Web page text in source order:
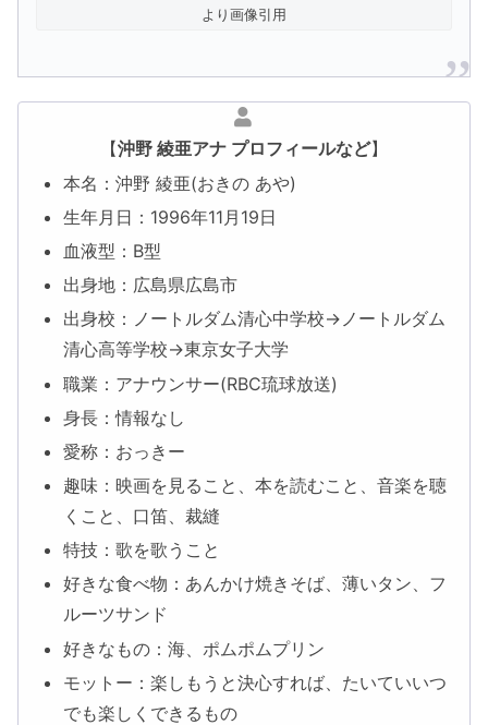
より画像引用
【沖野 綾亜アナ プロフィールなど】
本名：沖野 綾亜(おきの あや)
生年月日：1996年11月19日
血液型：B型
出身地：広島県広島市
出身校：ノートルダム清心中学校→ノートルダム
清心高等学校→東京女子大学
職業：アナウンサー(RBC琉球放送)
身長：情報なし
愛称：おっきー
趣味：映画を見ること、本を読むこと、音楽を聴
くこと、口笛、裁縫
特技：歌を歌うこと
好きな食べ物：あんかけ焼きそば、薄いタン、フ
ルーツサンド
好きなもの：海、ポムポムプリン
モットー：楽しもうと決心すれば、たいていいつ
でも楽しくできるもの